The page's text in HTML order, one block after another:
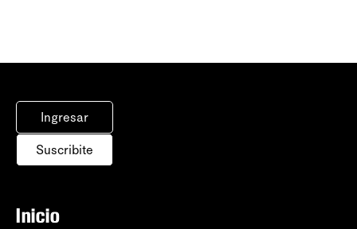
Ingresar
Suscribite
Inicio